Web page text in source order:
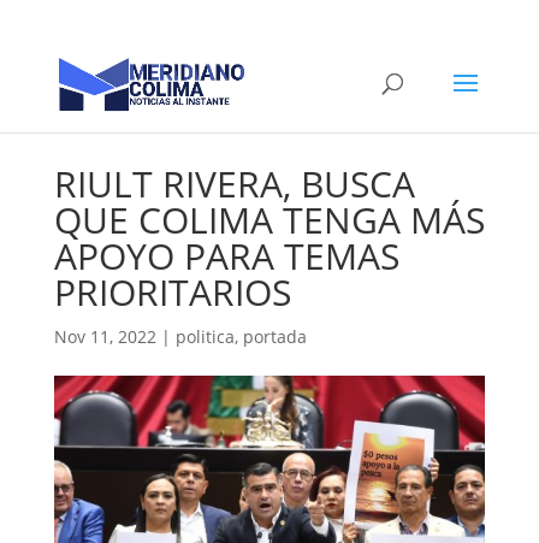
RIULT RIVERA, BUSCA
QUE COLIMA TENGA MÁS
APOYO PARA TEMAS
PRIORITARIOS
Nov 11, 2022| politica, portada